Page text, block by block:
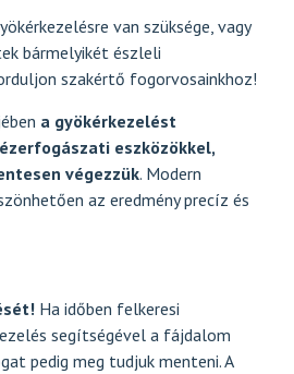
van szüksége, vagy
bármelyikét észleli
szakértő fogorvosainkhoz!
a gyökérkezelést
eszközökkel,
végezzük. Modern
az eredmény precíz és
Ha időben felkeresi
segítségével a fájdalom
pedig meg tudjuk menteni. A